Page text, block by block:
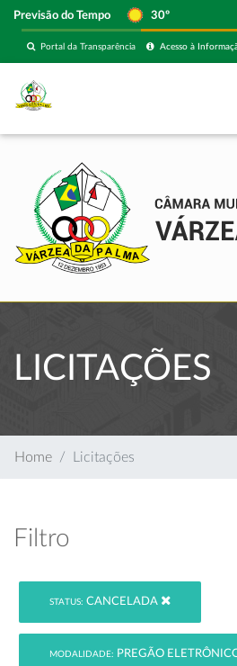
Previsão do Tempo 30º
Acesso à
Portal da Transparência
LICITAÇÕES
Home Licitações
Filtro
STATUS: CANCELADA
MODALIDADE: PREGÃO